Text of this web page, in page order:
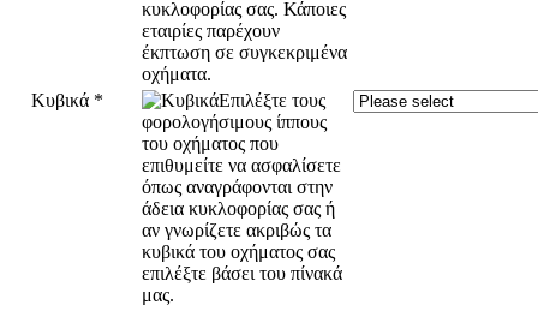
Κυβικά *